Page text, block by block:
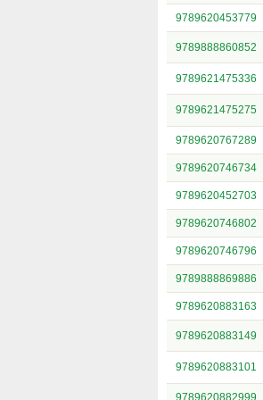
9789620453779
9789888860852
9789621475336
9789621475275
9789620767289
9789620746734
9789620452703
9789620746802
9789620746796
9789888869886
9789620883163
9789620883149
9789620883101
9789620882999